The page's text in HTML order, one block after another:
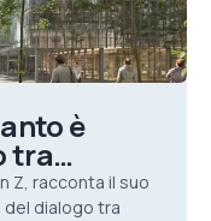
è
tra
Z, racconta il suo
del dialogo tra